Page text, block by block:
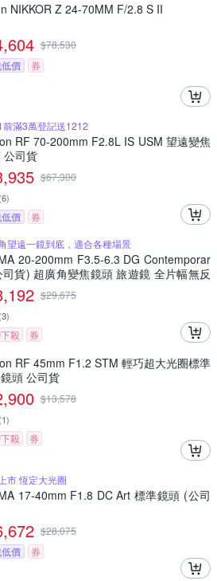
NIKKOR Z 24-70MM F/2.8 S II
$78,530
價
券
前滿3萬登記送1212
RF 70-200mm F2.8L IS USM 望遠變焦
公司貨
$67,300
(6)
價
券
望遠一鏡到底，適合各種場景
20-200mm F3.5-6.3 DG Contemporar
貨) 超廣角變焦鏡頭 旅遊鏡 全片幅無反
鏡頭 $29,675
(3)
殺 券
RF 45mm F1.2 STM 輕巧超大光圈標準
頭 公司貨
$13,578
(1)
殺 券
市 恆定大光圈
17-40mm F1.8 DC Art 標準鏡頭 (公司
$28,075
價
券